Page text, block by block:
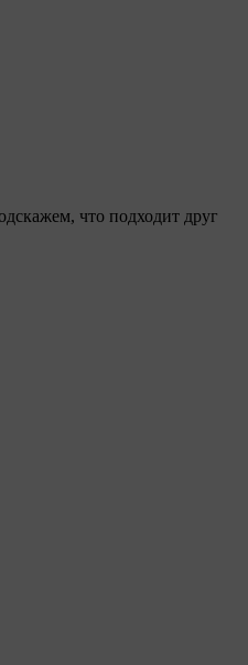
что подходит друг